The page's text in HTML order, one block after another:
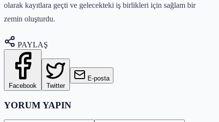
olarak kayıtlara geçti ve gelecekteki iş birlikleri için sağlam bir
zemin oluşturdu.
PAYLAŞ
Facebook Twitter
E-posta
YORUM YAPIN